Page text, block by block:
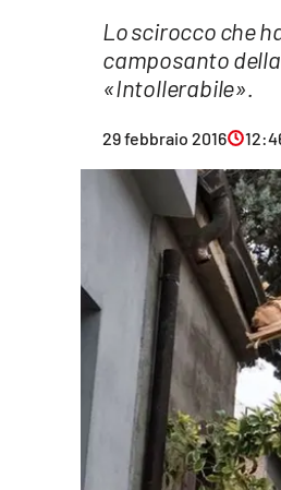
Economia e Lavoro
Lo scirocco che
camposanto
«Intollerabile».
29 febbraio 2016